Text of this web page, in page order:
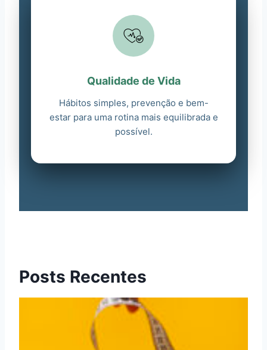
Qualidade de Vida
Hábitos simples, prevenção e bem-
estar para uma rotina mais equilibrada e
possível.
Posts Recentes